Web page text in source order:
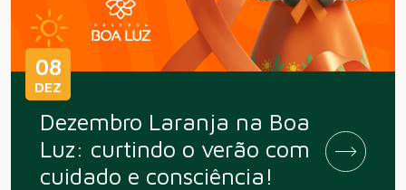
08
DEZ
Dezembro Laranja na Boa
Luz: curtindo o verão com
cuidado e consciência!